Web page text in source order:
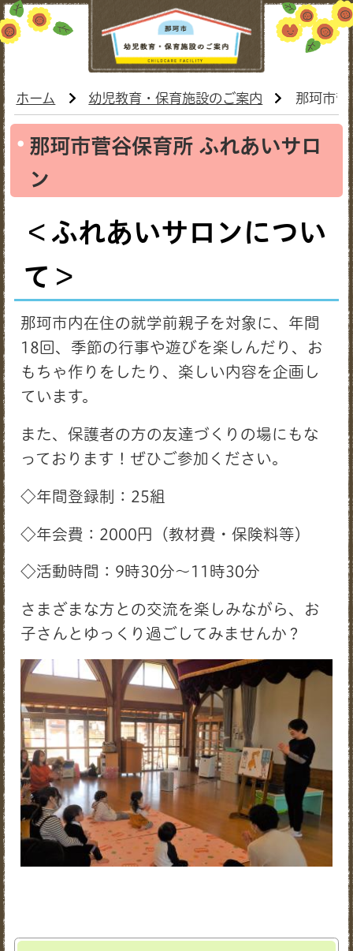
ホーム 幼児教育・保育施設のご案内 那珂市菅
那珂市菅谷保育所 ふれあいサロ
ン
＜ふれあいサロンについ
て＞
那珂市内在住の就学前親子を対象に、年間
18回、季節の行事や遊びを楽しんだり、お
もちゃ作りをしたり、楽しい内容を企画し
ています。
また、保護者の方の友達づくりの場にもな
っております！ぜひご参加ください。
◇年間登録制：25組
◇年会費：2000円（教材費・保険料等）
◇活動時間：9時30分～11時30分
さまざまな方との交流を楽しみながら、お
子さんとゆっくり過ごしてみませんか？